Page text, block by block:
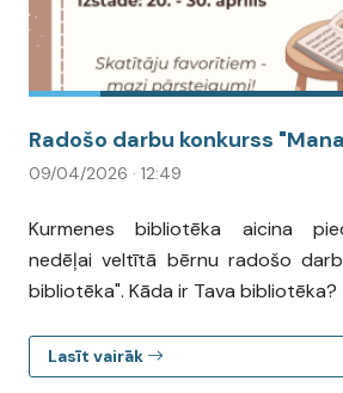
Radošo darbu konkurss
09/04/2026 · 12:49
Kurmenes bibliotēka aicina
nedēļai veltītā bērnu radošo
bibliotēka". Kāda ir Tava bibliotēka?
Lasīt vairāk